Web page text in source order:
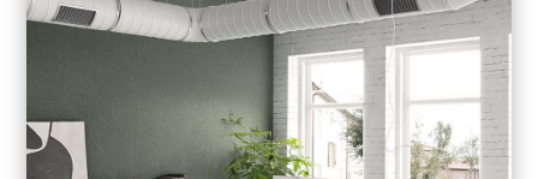
Martex